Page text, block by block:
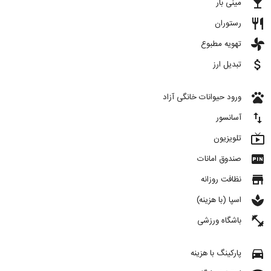
local_bar مینی بار
restaurant رستوران
toys تهویه مطبوع
attach_money تبدیل ارز
pets ورود حیوانات خانگی آزاد
import_export آسانسور
live_tv تلویزیون
fiber_pin صندوق امانات
store نظافت روزانه
spa اسپا (با هزینه)
fitness_center باشگاه ورزشی
directions_car پارکینگ با هزینه